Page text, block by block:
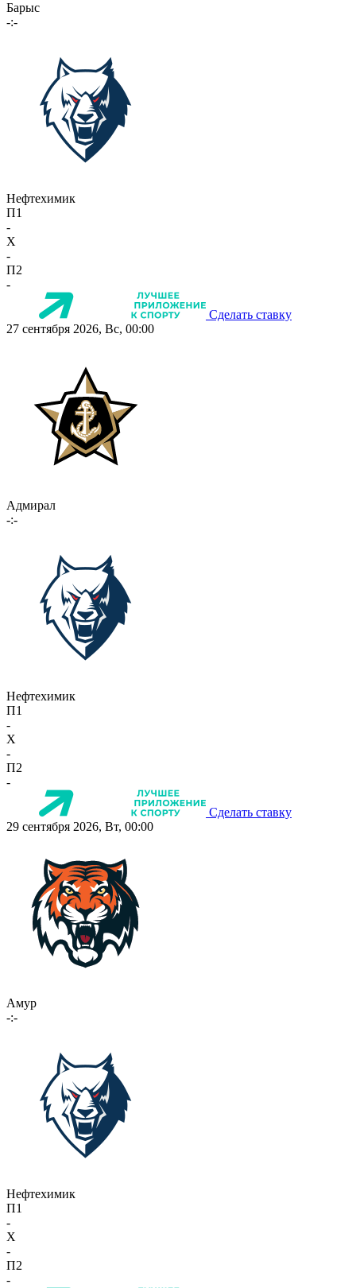
Барыс
-:-
Нефтехимик
П1
-
X
-
П2
-
Сделать ставку
27 сентября 2026, Вс, 00:00
Адмирал
-:-
Нефтехимик
П1
-
X
-
П2
-
Сделать ставку
29 сентября 2026, Вт, 00:00
Амур
-:-
Нефтехимик
П1
-
X
-
П2
-